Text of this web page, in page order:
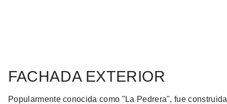
FACHADA EXTERIOR
Popularmente conocida como "La Pedrera", fue